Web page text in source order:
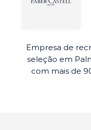
Empresa de
seleção em
com mais de